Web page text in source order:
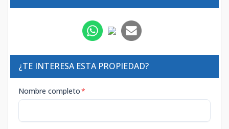
¿TE INTERESA ESTA PROPIEDAD?
Nombre completo*